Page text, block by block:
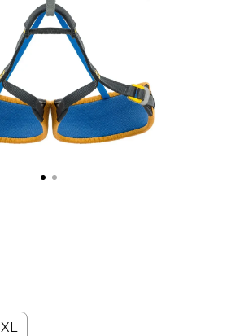
XL